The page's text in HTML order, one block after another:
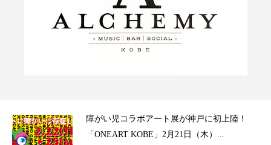
障がい児コラボアート展が神戸に初上陸！
「ONEART KOBE」2月21日（木）...